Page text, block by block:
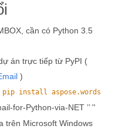
cần có Python 3.5
án trực tiếp từ PyPI (
)
pip install aspose.words
for-Python-via-NET ’’ ''
trên Microsoft Windows